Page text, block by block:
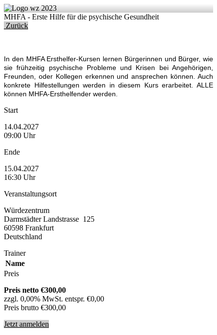
MHFA - Erste Hilfe für die psychische Gesundheit
Zurück
In den MHFA Ersthelfer-Kursen lernen Bürgerinnen und Bürger, wie
sie frühzeitig psychische Probleme und Krisen bei Angehörigen,
Freunden, oder Kollegen erkennen und ansprechen können. Auch
konkrete Hilfestellungen werden in diesem Kurs erarbeitet. ALLE
können MHFA-Ersthelfender werden.
Start
14.04.2027
09:00 Uhr
Ende
15.04.2027
16:30 Uhr
Veranstaltungsort
Würdezentrum
Darmstädter Landstrasse 125
60598 Frankfurt
Deutschland
Trainer
Name
Preis
Preis netto €300,00
zzgl. 0,00% MwSt. entspr. €0,00
Preis brutto €300,00
Jetzt anmelden